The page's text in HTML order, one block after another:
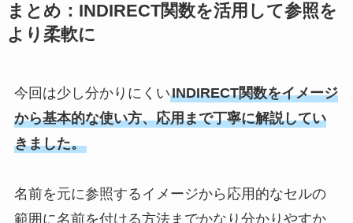
まとめ：INDIRECT関数を活用して参照を
より柔軟に
今回は少し分かりにくいINDIRECT関数をイメージ
から基本的な使い方、応用まで丁寧に解説してい
きました。
名前を元に参照するイメージから応用的なセルの
範囲に名前を付ける方法までかなり分かりやすか